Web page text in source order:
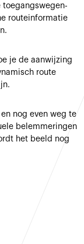
toegangswegen-
routeinformatie
je de aanwijzing
route
en nog even weg te
belemmeringen
het beeld nog